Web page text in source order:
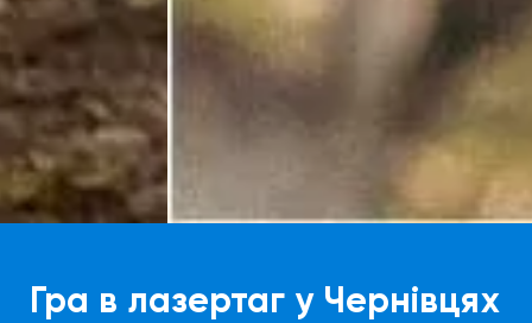
Гра в лазертаг у Чернівцях